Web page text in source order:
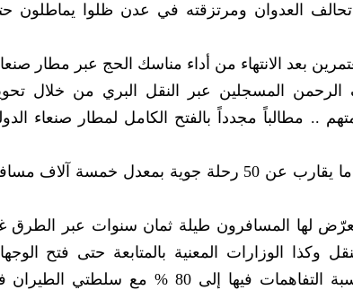
تحالف العدوان ومرتزقته في عدن ظلوا يماطلون
بعد الانتهاء من أداء مناسك الحج عبر مطار
المسجلين عبر النقل البري من خلال
.. مطالباً مجدداً بالفتح الكامل لمطار صنعاء
وقال “قبل العدوان كان عدد الرحلات من مطار صنعاء يومياً ما يقارب عن 50 رحلة جوية بمعدل خمسة آلاف
لها المسافرون طيلة ثمان سنوات عبر الطرق
وكذا الوزارات المعنية بالمتابعة حتى فتح
الجديدة وفي مقدمتها وجهتي القاهرة والهند التي وصلت نسبة التفاهمات فيها إلى 80 % مع سلطتي